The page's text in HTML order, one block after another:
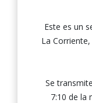
Este es un
La
Se
7:10 de la